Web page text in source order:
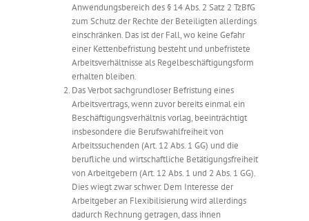
Anwendungsbereich des § 14 Abs. 2 Satz 2 TzBfG
zum Schutz der Rechte der Beteiligten allerdings
einschränken. Das ist der Fall, wo keine Gefahr
einer Kettenbefristung besteht und unbefristete
Arbeitsverhältnisse als Regelbeschäftigungsform
erhalten bleiben.
Das Verbot sachgrundloser Befristung eines
Arbeitsvertrags, wenn zuvor bereits einmal ein
Beschäftigungsverhältnis vorlag, beeinträchtigt
insbesondere die Berufswahlfreiheit von
Arbeitssuchenden (Art. 12 Abs. 1 GG) und die
berufliche und wirtschaftliche Betätigungsfreiheit
von Arbeitgebern (Art. 12 Abs. 1 und 2 Abs. 1 GG).
Dies wiegt zwar schwer. Dem Interesse der
Arbeitgeber an Flexibilisierung wird allerdings
dadurch Rechnung getragen, dass ihnen